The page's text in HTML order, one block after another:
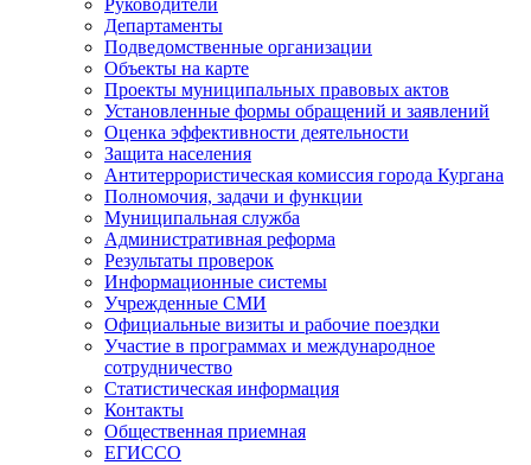
Руководители
Департаменты
Подведомственные организации
Объекты на карте
Проекты муниципальных правовых актов
Установленные формы обращений и заявлений
Оценка эффективности деятельности
Защита населения
Антитеррористическая комиссия города Кургана
Полномочия, задачи и функции
Муниципальная служба
Административная реформа
Результаты проверок
Информационные системы
Учрежденные СМИ
Официальные визиты и рабочие поездки
Участие в программах и международное
сотрудничество
Статистическая информация
Контакты
Общественная приемная
ЕГИССО